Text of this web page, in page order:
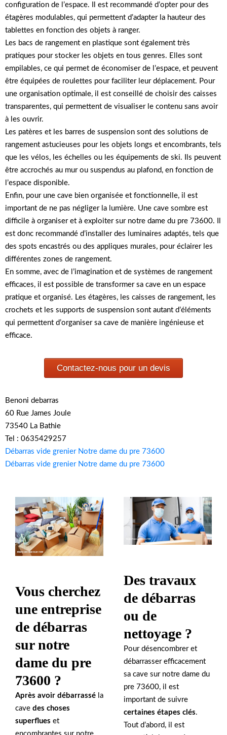
configuration de l’espace. Il est recommandé d’opter pour des
étagères modulables, qui permettent d’adapter la hauteur des
tablettes en fonction des objets à ranger.
Les bacs de rangement en plastique sont également très
pratiques pour stocker les objets en tous genres. Elles sont
empilables, ce qui permet de économiser de l’espace, et peuvent
être équipées de roulettes pour faciliter leur déplacement. Pour
une organisation optimale, il est conseillé de choisir des caisses
transparentes, qui permettent de visualiser le contenu sans avoir
à les ouvrir.
Les patères et les barres de suspension sont des solutions de
rangement astucieuses pour les objets longs et encombrants, tels
que les vélos, les échelles ou les équipements de ski. Ils peuvent
être accrochés au mur ou suspendus au plafond, en fonction de
l’espace disponible.
Enfin, pour une cave bien organisée et fonctionnelle, il est
important de ne pas négliger la lumière. Une cave sombre est
difficile à organiser et à exploiter sur notre dame du pre 73600. Il
est donc recommandé d’installer des luminaires adaptés, tels que
des spots encastrés ou des appliques murales, pour éclairer les
différentes zones de rangement.
En somme, avec de l’imagination et de systèmes de rangement
efficaces, il est possible de transformer sa cave en un espace
pratique et organisé. Les étagères, les caisses de rangement, les
crochets et les supports de suspension sont autant d’éléments
qui permettent d’organiser sa cave de manière ingénieuse et
efficace.
Contactez-nous pour un devis
Benoni debarras
60 Rue James Joule
73540 La Bathie
Tel : 0635429257
Débarras vide grenier Notre dame du pre 73600
Débarras vide grenier Notre dame du pre 73600
Vous cherchez
une entreprise
de débarras
sur notre
dame du pre
73600 ?
Après avoir débarrassé la
cave des choses
superflues et
Des travaux
de débarras
ou de
nettoyage ?
Pour désencombrer et
débarrasser efficacement
sa cave sur notre dame du
pre 73600, il est
important de suivre
certaines étapes clés.
Tout d’abord, il est